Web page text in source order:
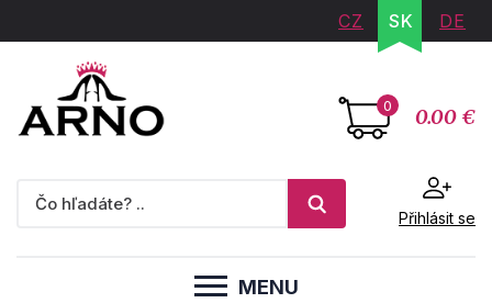
CZ SK DE
0 0.00 €
Přihlásit se
MENU